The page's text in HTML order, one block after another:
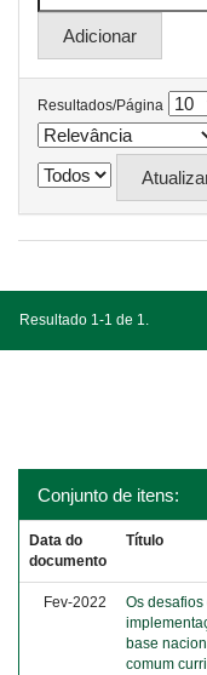
Resultados/Página
Resultado 1-1 de 1.
Conjunto de itens:
Data do
documento
Título
Fev-2022
Os desafios
base
comum